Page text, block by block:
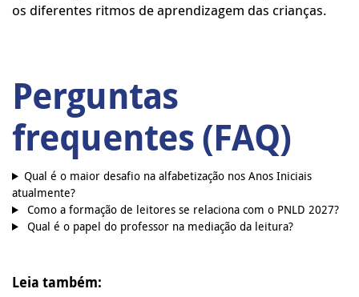
os diferentes ritmos de aprendizagem das crianças.
Perguntas
frequentes (FAQ)
Qual é o maior desafio na alfabetização nos Anos Iniciais
atualmente?
Como a formação de leitores se relaciona com o PNLD 2027?
Qual é o papel do professor na mediação da leitura?
Leia também: